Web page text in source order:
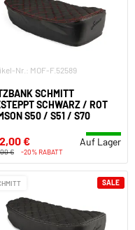
Nr.: MOF-F.52589
SCHMITT
SCHWARZ / ROT
S50 / S51 / S70
€ Auf Lager
€ -20% RABATT
SALE